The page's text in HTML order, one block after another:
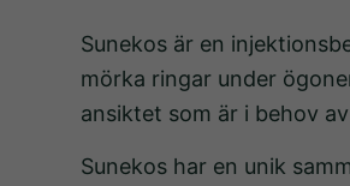
Sunekos är en
mörka ringar under
ansiktet som är i behov
Sunekos har en unik